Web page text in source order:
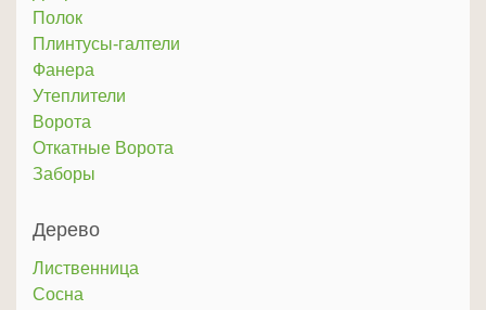
Полок
Плинтусы-галтели
Фанера
Утеплители
Ворота
Откатные Ворота
Заборы
Дерево
Лиственница
Сосна